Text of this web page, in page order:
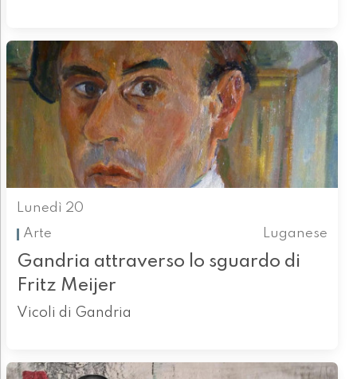
Lunedì 20
Arte
Luganese
Gandria attraverso lo sguardo di
Fritz Meijer
Vicoli di Gandria